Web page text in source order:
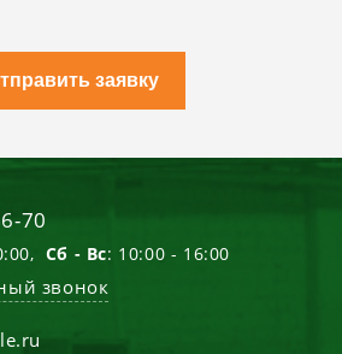
заявку
70
Сб - Вс: 10:00 - 16:00
звонок